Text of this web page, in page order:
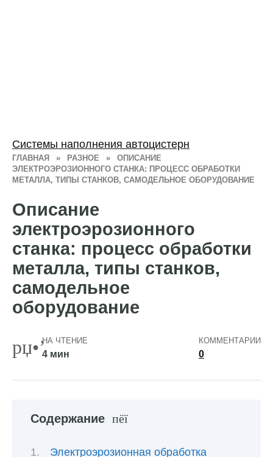
ГЛАВНАЯ » РАЗНОЕ »
ОПИСАНИЕ
ЭЛЕКТРОЭРОЗИОННОГО СТАНКА: ПРОЦЕСС ОБРАБОТКИ
МЕТАЛЛА, ТИПЫ СТАНКОВ, САМОДЕЛЬНОЕ ОБОРУДОВАНИЕ
Описание
электроэрозионного
станка: процесс обработки
металла, типы станков,
самодельное
оборудование
НА ЧТЕНИЕ
4 мин
КОММЕНТАРИИ
0
Содержание
Электроэрозионная обработка
Системы наполнения автоцистерн